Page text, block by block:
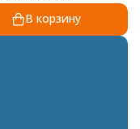
В корзину